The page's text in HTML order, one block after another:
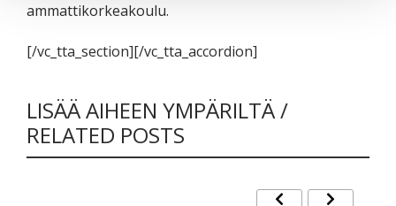
ammattikorkeakoulu.
[/vc_tta_section][/vc_tta_accordion]
LISÄÄ AIHEEN YMPÄRILTÄ /
RELATED POSTS